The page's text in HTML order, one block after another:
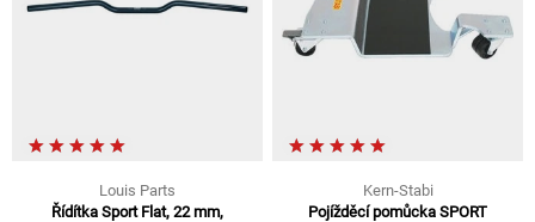
Louis Parts
Řídítka Sport Flat, 22 mm,
Kern-Stabi
Pojížděcí pomůcka SPORT